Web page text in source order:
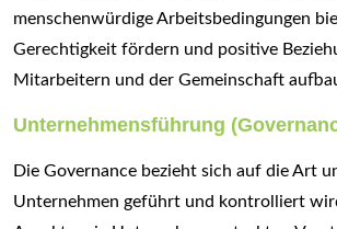
menschenwürdige Arbeitsbedingungen
Gerechtigkeit fördern und positive
Mitarbeitern und der Gemeinschaft
Unternehmensführung
Die Governance bezieht sich auf die Art
Unternehmen geführt und kontrolliert